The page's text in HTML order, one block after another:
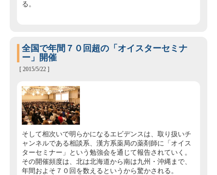
る。
全国で年間７０回超の「オイスターセミナ
ー」開催
[ 2015/5/22 ]
そして相次いで明らかになるエビデンスは、取り扱いチ
ャンネルである相談系、漢方系薬局の薬剤師に「オイス
ターセミナー」という勉強会を通じて報告されていく。
その開催頻度は、北は北海道から南は九州・沖縄まで、
年間およそ７０回を数えるというから驚かされる。